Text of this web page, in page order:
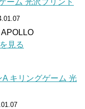
ーム 光沢プリント
見る
キリングゲーム 光